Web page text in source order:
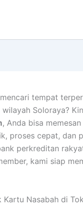
tempat
Soloraya?
, Anda bisa memesan
proses cepat, dan
perkreditan
kami siap
Kartu Nasabah di